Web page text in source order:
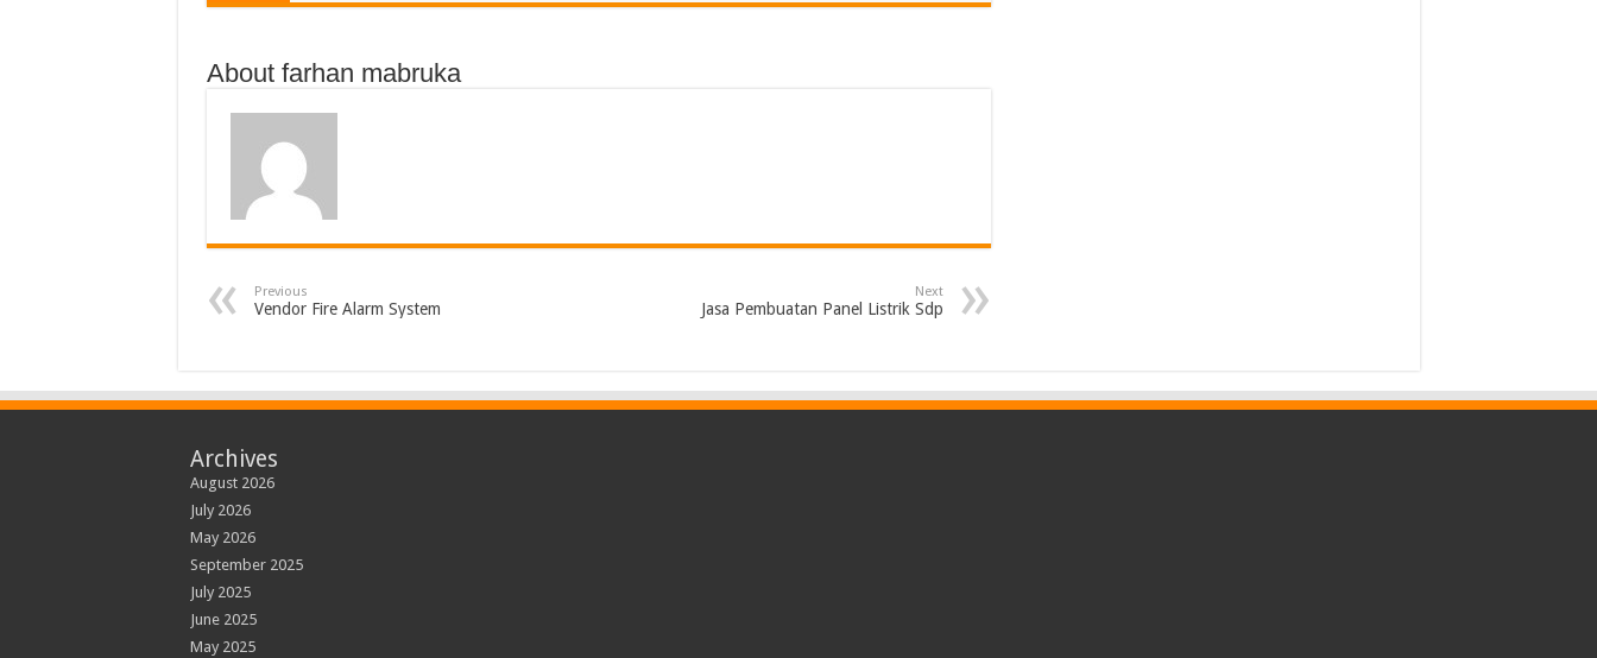
About farhan mabruka
Previous
Vendor Fire Alarm System
Next
Jasa Pembuatan Panel Listrik Sdp
Archives
August 2026
July 2026
May 2026
September 2025
July 2025
June 2025
May 2025